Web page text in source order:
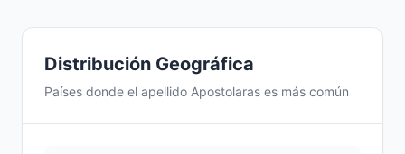
Distribución Geográfica
Países donde el apellido Apostolaras es más común